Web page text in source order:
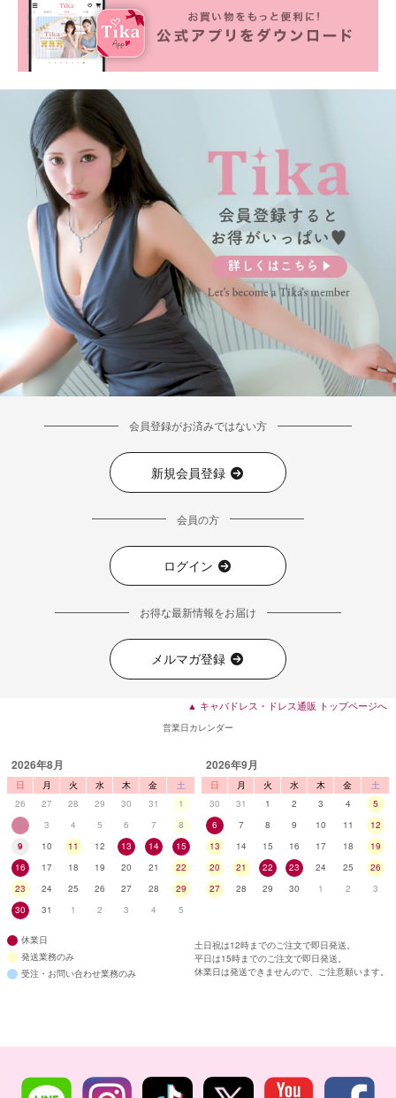
■カラーバリエーション
会員登録がお済みではない方
新規会員登録
会員の方
ログイン
お得な最新情報をお届け
メルマガ登録
▲ キャバドレス・ドレス通販 トップページへ
営業日カレンダー
2026年8月
日 月 火 水 木 金
土
26
27 28 29 30 31
1
2
3 4 5 6 7
8
9
10 11 12 13 14
15
16
17 18 19 20 21
22
23
24 25 26 27 28
29
30
31 1 2 3 4 5
2026年9月
日 月 火 水 木 金
土
30
31 1 2 3 4
5
6
7 8 9 10 11
12
13
14 15 16 17 18
19
20
21 22 23 24 25
26
27
28 29 30 1 2 3
休業日
発送業務のみ
受注・お問い合わせ業務のみ
土日祝は12時までのご注文で即日発送。
平日は15時までのご注文で即日発送。
休業日は発送できませんので、ご注意願います。